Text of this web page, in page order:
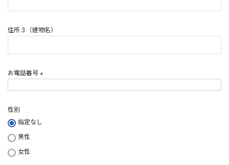
必
)
住所３（建物名）
お電話番号
)
性別
指定なし
男性
女性